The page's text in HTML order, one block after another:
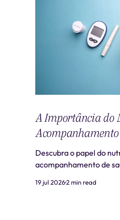
A Importância do
Descubra o papel do
acompanhamento de
19 jul 20262 min read